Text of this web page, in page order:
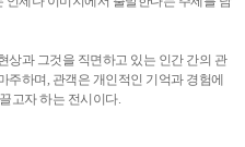
상과 그것을 직면하고 있는 인간 간의 관
하며, 관객은 개인적인 기억과 경험에
고자 하는 전시이다.